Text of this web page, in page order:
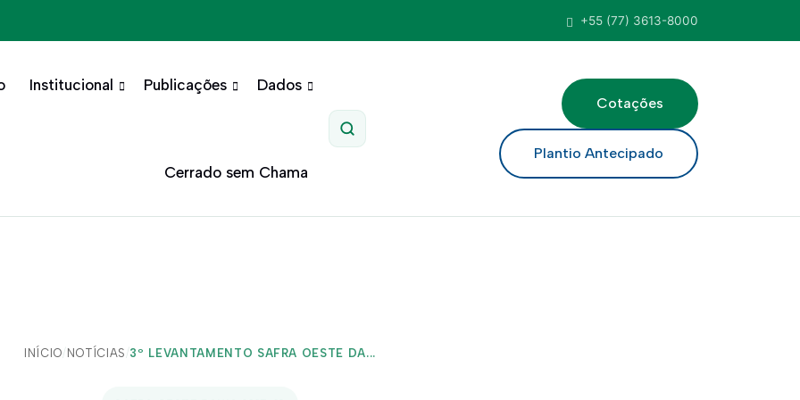
+55 (77) 3613-8000
Institucional Publicações Dados
Cerrado sem Chama
Pesquisar
Cotações
Plantio Antecipado
INÍCIO/ NOTÍCIAS /3º LEVANTAMENTO SAFRA OESTE DA...